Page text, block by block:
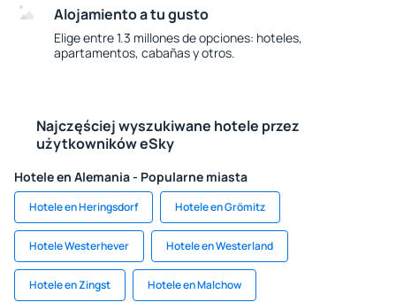
Alojamiento a tu gusto
Elige entre 1.3 millones de opciones: hoteles,
apartamentos, cabañas y otros.
Najczęściej wyszukiwane hotele przez
użytkowników eSky
Hotele en Alemania - Popularne miasta
Hotele en Heringsdorf Hotele en Grömitz
Hotele Westerhever Hotele en Westerland
Hotele en Zingst Hotele en Malchow